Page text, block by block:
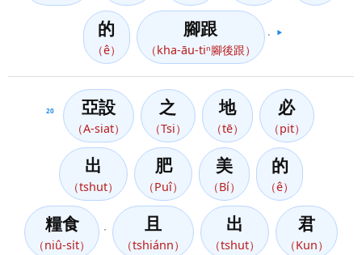
的
（ê）
腳跟
（kha-āu-tiⁿ腳後跟）
▶️
20 亞設
（A-siat）
之
（Tsi）
地
（tē）
必
（pit）
出
（tshut）
肥
（Puî）
美
（Bí）
的
（ê）
糧食
（niû-si̍t）
且
（tshiánn）
出
（tshut）
君
（Kun）